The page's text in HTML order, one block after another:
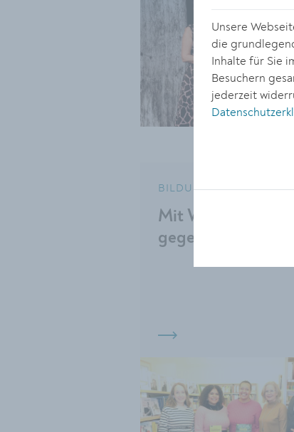
BILDUNG
Mit Worten
gegen Rassismus
Unsere
die
Inhalte für Sie
Besuchern
jederzeit